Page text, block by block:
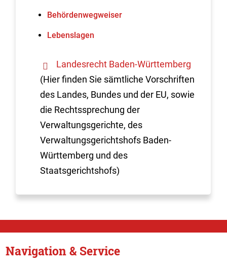
Behördenwegweiser
Lebenslagen
Landesrecht Baden-Württemberg
(Hier finden Sie sämtliche Vorschriften
des Landes, Bundes und der EU, sowie
die Rechtssprechung der
Verwaltungsgerichte, des
Verwaltungsgerichtshofs Baden-
Württemberg und des
Staatsgerichtshofs)
Navigation & Service